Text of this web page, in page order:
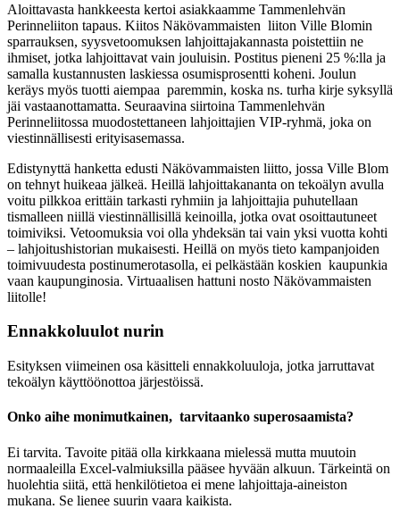
Aloittavasta hankkeesta kertoi asiakkaamme Tammenlehvän
Perinneliiton tapaus. Kiitos Näkövammaisten liiton Ville Blomin
sparrauksen, syysvetoomuksen lahjoittajakannasta poistettiin ne
ihmiset, jotka lahjoittavat vain jouluisin. Postitus pieneni 25 %:lla ja
samalla kustannusten laskiessa osumisprosentti koheni. Joulun
keräys myös tuotti aiempaa paremmin, koska ns. turha kirje syksyllä
jäi vastaanottamatta. Seuraavina siirtoina Tammenlehvän
Perinneliitossa muodostettaneen lahjoittajien VIP-ryhmä, joka on
viestinnällisesti erityisasemassa.
Edistynyttä hanketta edusti Näkövammaisten liitto, jossa Ville Blom
on tehnyt huikeaa jälkeä. Heillä lahjoittakananta on tekoälyn avulla
voitu pilkkoa erittäin tarkasti ryhmiin ja lahjoittajia puhutellaan
tismalleen niillä viestinnällisillä keinoilla, jotka ovat osoittautuneet
toimiviksi. Vetoomuksia voi olla yhdeksän tai vain yksi vuotta kohti
– lahjoitushistorian mukaisesti. Heillä on myös tieto kampanjoiden
toimivuudesta postinumerotasolla, ei pelkästään koskien kaupunkia
vaan kaupunginosia. Virtuaalisen hattuni nosto Näkövammaisten
liitolle!
Ennakkoluulot nurin
Esityksen viimeinen osa käsitteli ennakkoluuloja, jotka jarruttavat
tekoälyn käyttöönottoa järjestöissä.
Onko aihe monimutkainen, tarvitaanko superosaamista?
Ei tarvita. Tavoite pitää olla kirkkaana mielessä mutta muutoin
normaaleilla Excel-valmiuksilla pääsee hyvään alkuun. Tärkeintä on
huolehtia siitä, että henkilötietoa ei mene lahjoittaja-aineiston
mukana. Se lienee suurin vaara kaikista.